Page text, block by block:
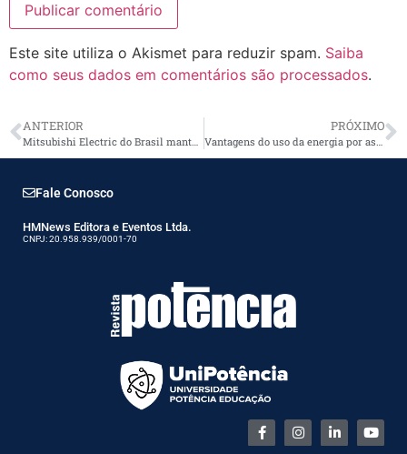
Este site utiliza o Akismet para reduzir spam. Saiba
como seus dados em comentários são processados.
ANTERIOR PRÓXIMO
Fale Conosco
HMNews Editora e Eventos Ltda.
CNPJ: 20.958.939/0001-70